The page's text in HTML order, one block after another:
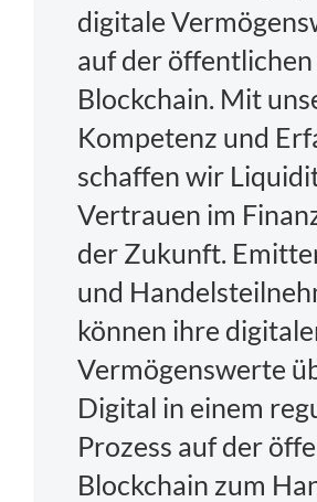
digitale
auf der öffentlichen
Blockchain. Mit
Kompetenz und
schaffen wir
Vertrauen im
der Zukunft.
und
können ihre
Vermögenswerte
Digital in einem
Prozess auf der
Blockchain zum